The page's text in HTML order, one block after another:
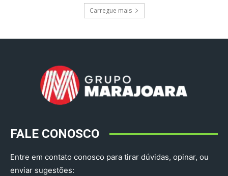
Carregue mais
FALE CONOSCO
Entre em contato conosco para tirar dúvidas, opinar, ou
enviar sugestões: